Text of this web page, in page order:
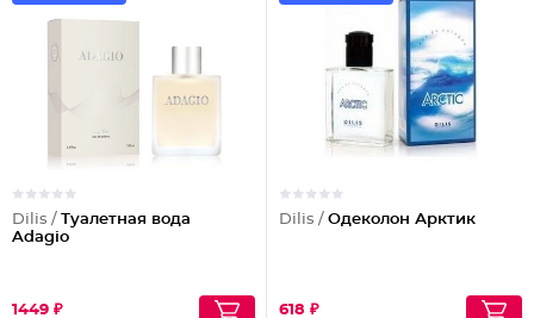
Dilis /
Туалетная вода
Adagio
1449 ₽
Dilis / Одеколон Арктик
618 ₽